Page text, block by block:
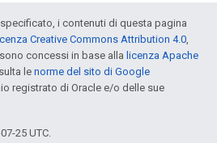
i contenuti di questa pagina
Creative Commons Attribution 4.0,
concessi in base alla licenza Apache
le norme del sito di Google
registrato di Oracle e/o delle sue
25 UTC.